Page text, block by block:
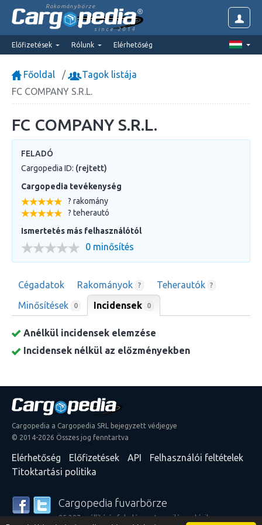
Rakománybörze
since 2014
Előfizetések Rólunk Elérhetőség
Főoldal
Tagok listája
FC COMPANY S.R.L.
FC COMPANY S.R.L.
FELADÓ
Cargopedia ID: (rejtett)
Cargopedia tevékenység
? rakomány
? teherautó
Ismertetés más felhasználótól
0 minősítés
Cégadatok Rakományok ? Teherautók ?
Minősítések 0 Incidensek 0
Anélkül incidensek elemzése
Incidensek nélkül az előzményekben
Cargopedia a Cargopedia SRL bejegyzett védjegye
© 2014-2026 Összes jog fenntartva
Elérhetőség Előfizetések API
Felhasználói feltételek
Titoktartási politika
Cargopedia fuvarbörze
25 327 szállító és feladó szerte a világon bízik